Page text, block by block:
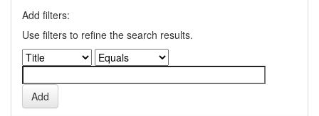
Add filters:
Use filters to refine the search results.